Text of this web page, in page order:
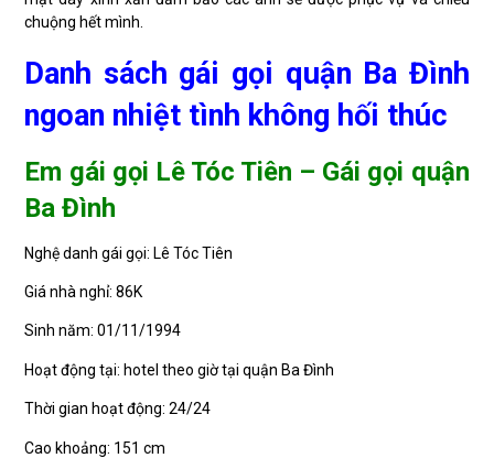
chuộng hết mình.
Danh sách gái gọi quận Ba Đình
ngoan nhiệt tình không hối thúc
Em gái gọi Lê Tóc Tiên – Gái gọi quận
Ba Đình
Nghệ danh gái gọi: Lê Tóc Tiên
Giá nhà nghỉ: 86K
Sinh năm: 01/11/1994
Hoạt động tại: hotel theo giờ tại quận Ba Đình
Thời gian hoạt động: 24/24
Cao khoảng: 151 cm